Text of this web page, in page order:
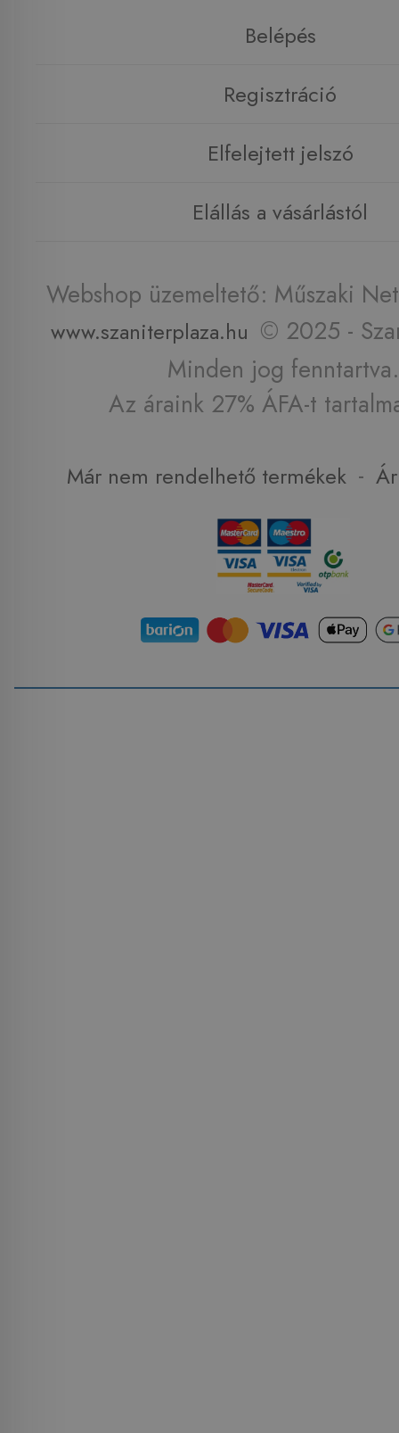
Belépés
Regisztráció
Elfelejtett jelszó
Elállás a vásárlástól
Webshop üzemeltető: Műszaki
www.szaniterplaza.hu © 2025 -
Minden jog fenntartva.
Az áraink 27% ÁFA-t
Már nem rendelhető termékek -